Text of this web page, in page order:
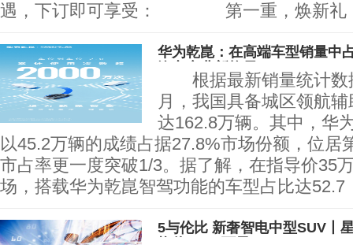
遇，下订即可享受： 第一重，焕新礼
华为乾崑：在高端车型销量中
汽车产业新格局
根据最新销量统计数
月，我国具备城区领航
达162.8万辆。其中，华
以45.2万辆的成绩占据27.8%市场份额，位居
市占率更一度突破1/3。据了解，在指导价35
场，搭载华为乾崑智驾功能的车型占比达52.7
5与伦比 新奢智电中型SUV丨